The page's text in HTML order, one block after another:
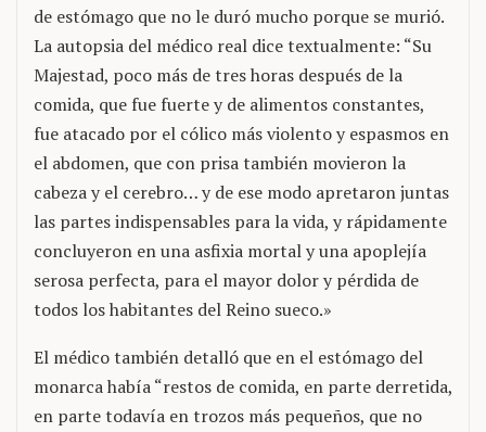
de estómago que no le duró mucho porque se murió.
La autopsia del médico real dice textualmente: “Su
Majestad, poco más de tres horas después de la
comida, que fue fuerte y de alimentos constantes,
fue atacado por el cólico más violento y espasmos en
el abdomen, que con prisa también movieron la
cabeza y el cerebro… y de ese modo apretaron juntas
las partes indispensables para la vida, y rápidamente
concluyeron en una asfixia mortal y una apoplejía
serosa perfecta, para el mayor dolor y pérdida de
todos los habitantes del Reino sueco.»
El médico también detalló que en el estómago del
monarca había “restos de comida, en parte derretida,
en parte todavía en trozos más pequeños, que no